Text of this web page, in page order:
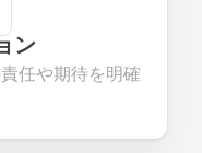
ン
任や期待を明確